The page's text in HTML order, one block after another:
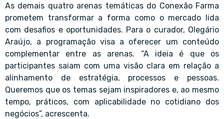
As demais quatro arenas temáticas do Conexão Farma
prometem transformar a forma como o mercado lida
com desafios e oportunidades. Para o curador, Olegário
Araújo, a programação visa a oferecer um conteúdo
complementar entre as arenas. “A ideia é que os
participantes saiam com uma visão clara em relação a
alinhamento de estratégia, processos e pessoas.
Queremos que os temas sejam inspiradores e, ao mesmo
tempo, práticos, com aplicabilidade no cotidiano dos
negócios”, acrescenta.